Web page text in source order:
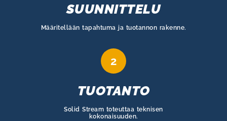
SUUNNITTELU
Määritellään tapahtuma ja tuotannon rakenne.
2
TUOTANTO
Solid Stream toteuttaa teknisen
kokonaisuuden.